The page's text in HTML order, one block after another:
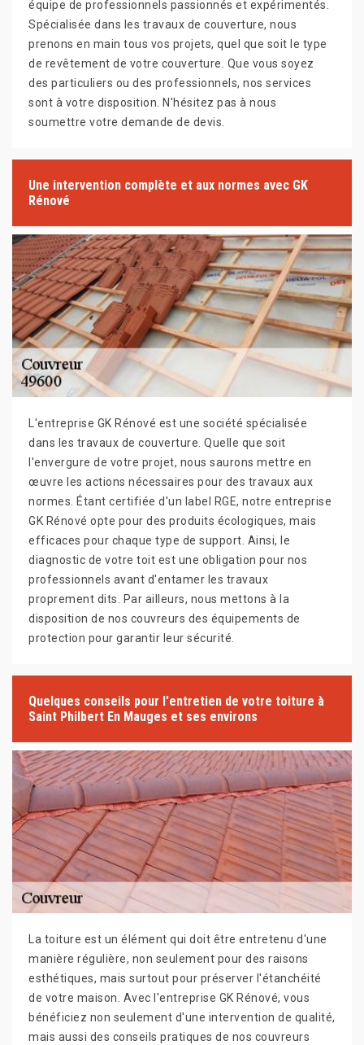
équipe de professionnels passionnés et expérimentés.
Spécialisée dans les travaux de couverture, nous
prenons en main tous vos projets, quel que soit le type
de revêtement de votre couverture. Que vous soyez
des particuliers ou des professionnels, nos services
sont à votre disposition. N'hésitez pas à nous
soumettre votre demande de devis.
Une intervention complète et aux normes avec GK
Rénové
L'entreprise GK Rénové est une société spécialisée
dans les travaux de couverture. Quelle que soit
l'envergure de votre projet, nous saurons mettre en
œuvre les actions nécessaires pour des travaux aux
normes. Étant certifiée d'un label RGE, notre entreprise
GK Rénové opte pour des produits écologiques, mais
efficaces pour chaque type de support. Ainsi, le
diagnostic de votre toit est une obligation pour nos
professionnels avant d'entamer les travaux
proprement dits. Par ailleurs, nous mettons à la
disposition de nos couvreurs des équipements de
protection pour garantir leur sécurité.
Quelques conseils pour l'entretien de votre toiture à
Saint Philbert En Mauges et ses environs
La toiture est un élément qui doit être entretenu d'une
manière régulière, non seulement pour des raisons
esthétiques, mais surtout pour préserver l'étanchéité
de votre maison. Avec l'entreprise GK Rénové, vous
bénéficiez non seulement d'une intervention de qualité,
mais aussi des conseils pratiques de nos couvreurs